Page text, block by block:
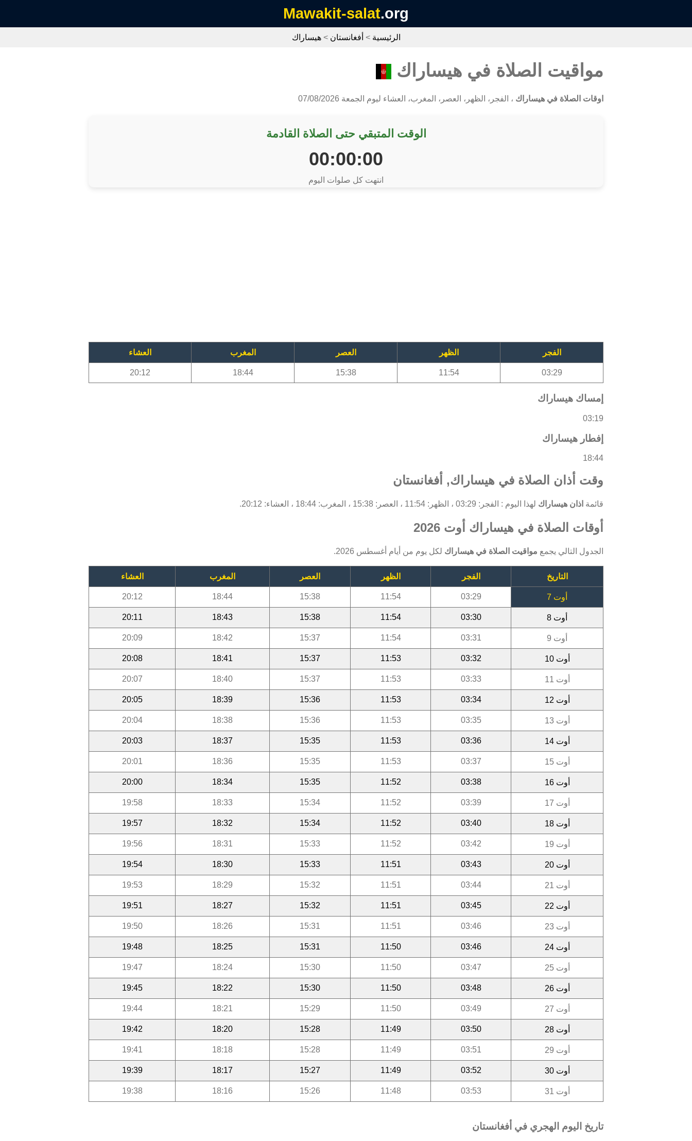
Mawakit-salat.org
الرئيسية > أفغانستان >هيساراك
مواقيت الصلاة في هيساراك
اوقات الصلاة في هيساراك ، الفجر، الظهر، العصر، المغرب، العشاء ليوم الجمعة 07/08/2026
الوقت المتبقي حتى الصلاة القادمة
00:00:00
انتهت كل صلوات اليوم
الفجر الظهر العصر المغرب العشاء
03:29
11:54
15:38
18:44
20:12
إمساك هيساراك
03:19
إفطار هيساراك
18:44
وقت أذان الصلاة في هيساراك, أفغانستان
قائمة اذان هيساراك لهذا اليوم : الفجر: 03:29 ، الظهر: 11:54 ، العصر: 15:38 ، المغرب: 18:44 ، العشاء: 20:12.
أوقات الصلاة في هيساراك أوت 2026
الجدول التالي يجمع مواقيت الصلاة في هيساراك لكل يوم من أيام أغسطس 2026.
التاريخ الفجر الظهر العصر المغرب العشاء
أوت 7 03:29
11:54
15:38
18:44
20:12
أوت 8 03:30
11:54
15:38
18:43
20:11
أوت 9 03:31
11:54
15:37
18:42
20:09
أوت 10 03:32
11:53
15:37
18:41
20:08
أوت 11 03:33
11:53
15:37
18:40
20:07
أوت 12 03:34
11:53
15:36
18:39
20:05
أوت 13 03:35
11:53
15:36
18:38
20:04
أوت 14 03:36
11:53
15:35
18:37
20:03
أوت 15 03:37
11:53
15:35
18:36
20:01
أوت 16 03:38
11:52
15:35
18:34
20:00
أوت 17 03:39
11:52
15:34
18:33
19:58
أوت 18 03:40
11:52
15:34
18:32
19:57
أوت 19 03:42
11:52
15:33
18:31
19:56
أوت 20 03:43
11:51
15:33
18:30
19:54
أوت 21 03:44
11:51
15:32
18:29
19:53
أوت 22 03:45
11:51
15:32
18:27
19:51
أوت 23 03:46
11:51
15:31
18:26
19:50
أوت 24 03:46
11:50
15:31
18:25
19:48
أوت 25 03:47
11:50
15:30
18:24
19:47
أوت 26 03:48
11:50
15:30
18:22
19:45
أوت 27 03:49
11:50
15:29
18:21
19:44
أوت 28 03:50
11:49
15:28
18:20
19:42
أوت 29 03:51
11:49
15:28
18:18
19:41
أوت 30 03:52
11:49
15:27
18:17
19:39
أوت 31 03:53
11:48
15:26
18:16
19:38
تاريخ اليوم الهجري في أفغانستان